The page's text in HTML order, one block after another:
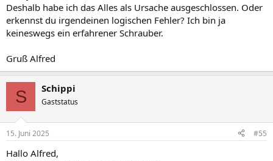
Deshalb habe ich das Alles als Ursache ausgeschlossen. Oder
erkennst du irgendeinen logischen Fehler? Ich bin ja
keineswegs ein erfahrener Schrauber.
Gruß Alfred
S Schippi
Gaststatus
15. Juni 2025 #55
Hallo Alfred,